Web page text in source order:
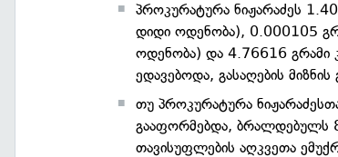
პროკურატურა ნიჟარაძეს
დიდი ოდენობა), 0.000105
ოდენობა) და 4.76616 გრამი
ედავებოდა, გასაღების მიზნის
თუ პროკურატურა
გააფორმებდა, ბრალდებულს
თავისუფლების აღკვეთა